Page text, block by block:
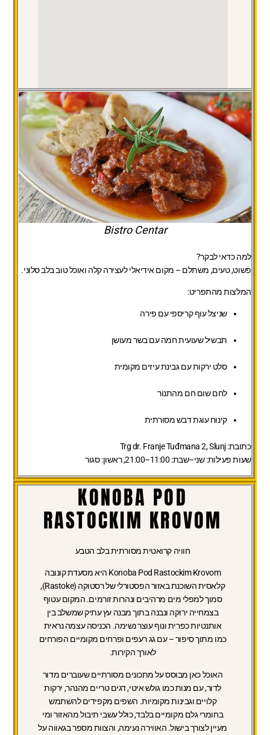
Bistro Centar
למה כדאי לבקר?
פשוט, טעים, משתלם – מקום אידיאלי לעצירה קלה ואוכל טוב בלב סלוני.
המלצות מהתפריט:
שניצל עוף קריספי עם פירה
תבשיל שעועית חמה עם בשר מעושן
סלט ירקות עם גבינת עיזים מקומית
לחם שום חם מהתנור
קינוח עוגת דבש מסורתית
כתובת:Trg dr. Franje Tuđmana 2, Slunj
שעות פעילות:שני–שבת: 11:00–21:00, ראשון: סגור
KONOBA POD
RASTOCKIM KROVOM
חוויה קרואטית מסורתית בלב הטבע
Konoba Pod Rastockim Krovom היא מסעדת קונובה
קלאסית השוכנת באזור הפסטורלי של רסטוקה (Rastoke),
סמוך למפלי מים מרהיבים ונהרות זורמים. המקום עטוף
בצמחייה ירוקה ונבנה בתוך מבנה עץ עתיק שמשלב בין
אותנטיות כפרית ונוף עוצר נשימה. הכניסה עצמה נראית
כמו מתוך סיפור – עם גג רעפים ופרחים מקומיים הפורחים
לאורך הקירות.
האוכל כאן מבוסס על מתכונים מסורתיים שעוברים מדור
לדור, עם מנות כמו גולש איטי, דגים טריים מהנהר, ירקות
קלויים וגבינות מקומיות. השפים מקפידים להשתמש
בחומרי גלם מקומיים בלבד, כולל עשבי תיבול מהאזור ומי
מעיין לצורך בישול. האווירה נעימה, והצוות מספר בגאווה על